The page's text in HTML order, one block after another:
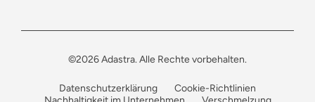
©2026 Adastra. Alle Rechte vorbehalten.
Datenschutzerklärung
Cookie-Richtlinien